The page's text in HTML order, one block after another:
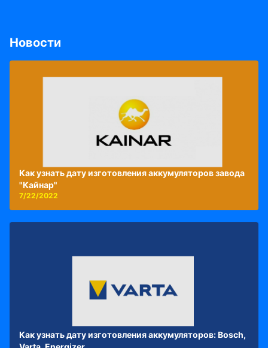
Новости
Как узнать дату изготовления аккумуляторов завода
"Кайнар"
7/22/2022
Как узнать дату изготовления аккумуляторов: Bosch,